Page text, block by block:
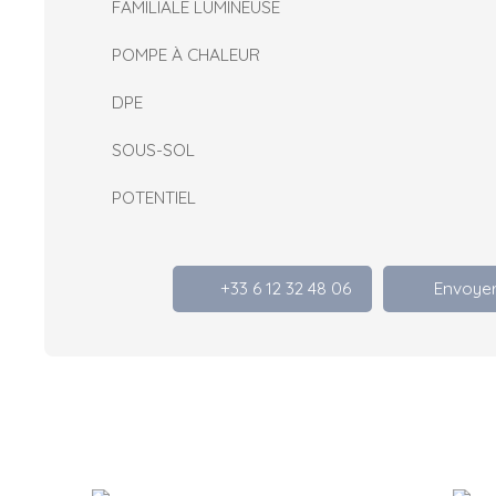
FAMILIALE LUMINEUSE
POMPE À CHALEUR
DPE
SOUS-SOL
POTENTIEL
+33 6 12 32 48 06